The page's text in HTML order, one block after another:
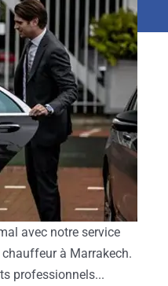
avec notre service
chauffeur à Marrakech.
professionnels...